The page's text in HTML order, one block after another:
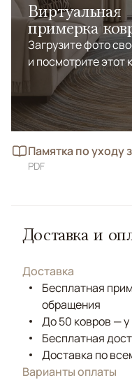
Виртуальная
примерка
Загрузите фото
и посмотрите этот
Памятка по уходу
PDF
Доставка и
Доставка
Бесплатная
обращения
До 50 ковров —
Бесплатная
Доставка по
Варианты оплаты